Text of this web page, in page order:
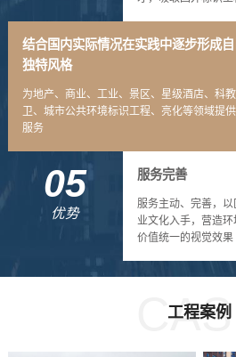
结合国内实际情况在实践中逐步形成
独特风格
为地产、商业、工业、景区、星级酒店、科
卫、城市公共环境标识工程、亮化等领域提
服务
05
优势
服务完善
服务主动、完善，
业文化入手，营造
价值统一的视觉效果
工程案例